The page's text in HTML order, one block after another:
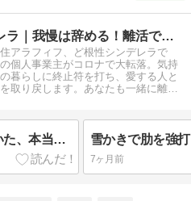
ド根性シンデレラ｜我慢は辞める！離活で愛と自由を手に入れよう
アラフィフ、ど根性シンデレラで
個人事業主がコロナで大転落。気持
暮らしに終止符を打ち、愛する人と
取り戻します。あなたも一緒に離活
雪かきで肋を強打して気づいた、本当の「強さ」の話
7ヶ月前